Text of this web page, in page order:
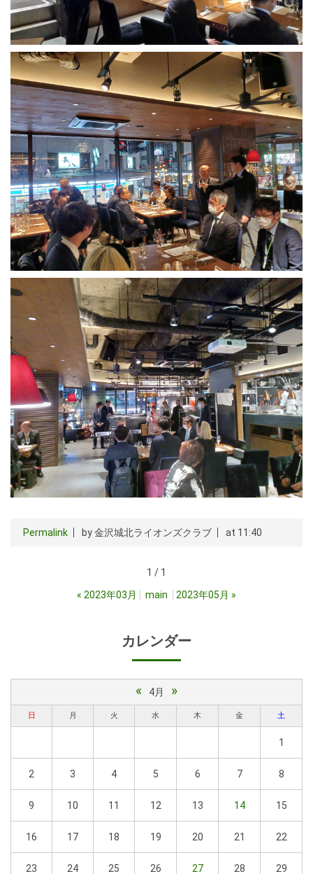
Permalink by 金沢城北ライオンズクラブ at 11:40
1 / 1
« 2023年03月 main 2023年05月 »
カレンダー
« 4月 »
日 月 火 水 木 金 土
1
2 3 4 5 6 7 8
9 10 11 12 13 14 15
16 17 18 19 20 21 22
23 24 25 26 27 28 29